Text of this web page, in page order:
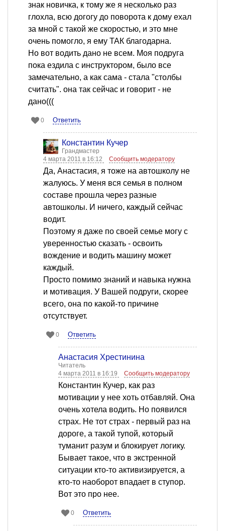
знак новичка, к тому же я несколько раз
глохла, всю догогу до поворота к дому ехал
за мной с такой же скоростью, и это мне
очень помогло, я ему ТАК благодарна.
Но вот водить дано не всем. Моя подруга
пока ездила с инструктором, было все
замечательно, а как сама - стала "столбы
считать". она так сейчас и говорит - не
дано(((
0 Ответить
Константин Кучер
Грандмастер
4 марта 2011 в 16:12
Сообщить модератору
Да, Анастасия, я тоже на автошколу не
жалуюсь. У меня вся семья в полном
составе прошла через разные
автошколы. И ничего, каждый сейчас
водит.
Поэтому я даже по своей семье могу с
уверенностью сказать - освоить
вождение и водить машину может
каждый.
Просто помимо знаний и навыка нужна
и мотивация. У Вашей подруги, скорее
всего, она по какой-то причине
отсутствует.
0 Ответить
Анастасия Хрестинина
Читатель
4 марта 2011 в 16:19
Сообщить модератору
Константин Кучер, как раз
мотивации у нее хоть отбавляй. Она
очень хотела водить. Но появился
страх. Не тот страх - первый раз на
дороге, а такой тупой, который
туманит разум и блокирует логику.
Бывает такое, что в экстренной
ситуации кто-то активизируется, а
кто-то наоборот впадает в ступор.
Вот это про нее.
0 Ответить